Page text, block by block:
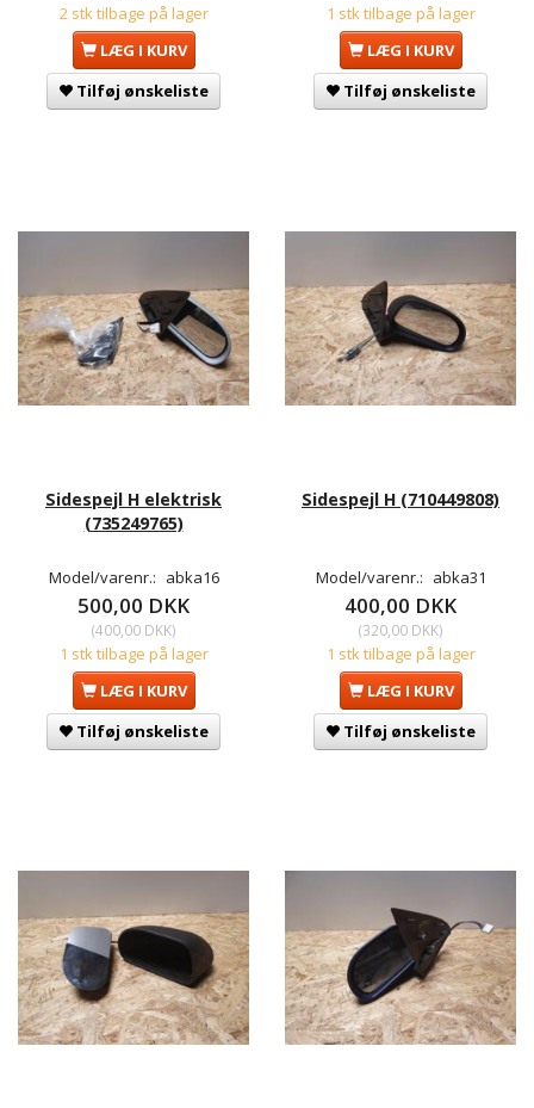
2 stk tilbage på lager
LÆG I KURV
Tilføj ønskeliste
1 stk tilbage på lager
LÆG I KURV
Tilføj ønskeliste
Sidespejl H elektrisk
(735249765)
Model/varenr.: abka16
500,00 DKK
(400,00 DKK)
1 stk tilbage på lager
LÆG I KURV
Tilføj ønskeliste
Sidespejl H (710449808)
Model/varenr.: abka31
400,00 DKK
(320,00 DKK)
1 stk tilbage på lager
LÆG I KURV
Tilføj ønskeliste